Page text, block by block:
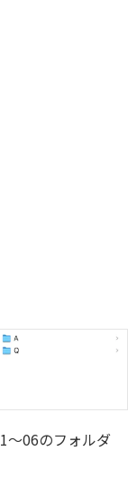
〜06のフォルダ